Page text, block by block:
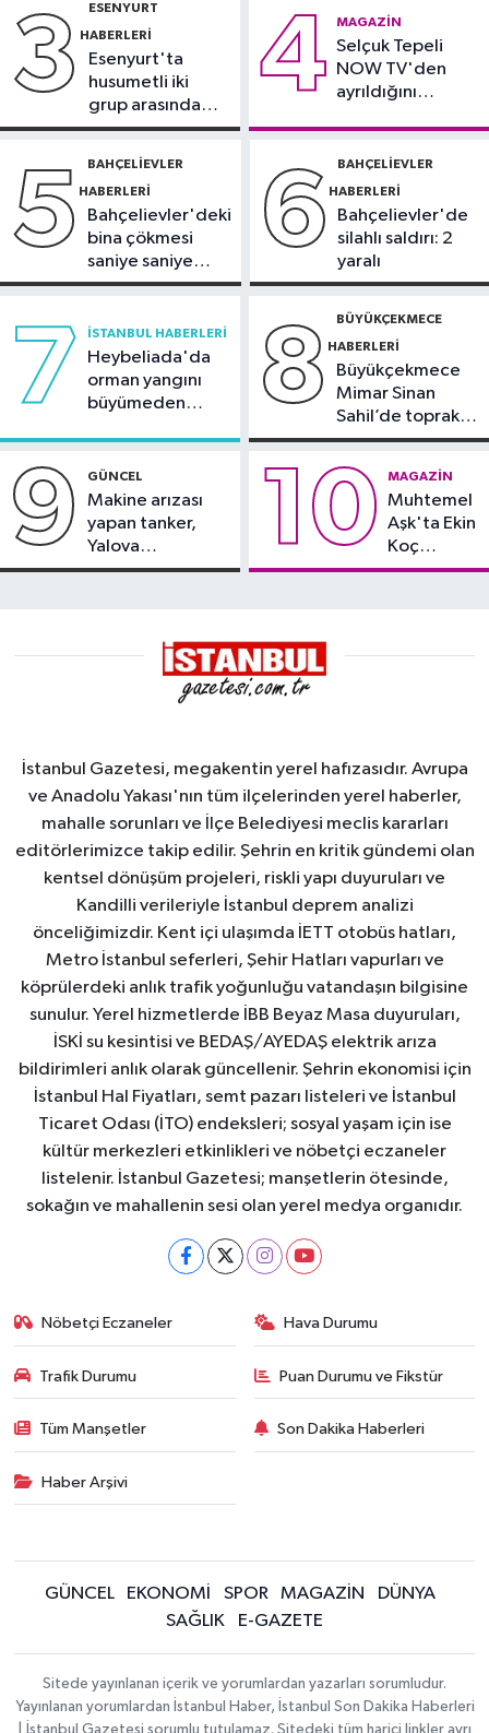
içinden yürüyerek geçiyorlar
bugünden şekilleniyor’
3 ESENYURT
HABERLERI
Esenyurt'ta
husumetli iki
grup arasında
silahlı kavga
4 MAGAZIN
Selçuk Tepeli
NOW TV'den
ayrıldığını
5 BAHÇELIEVLER
HABERLERI
Bahçelievler'deki
bina çökmesi
saniye saniye
görüntülendi
6 BAHÇELIEVLER
HABERLERI
Bahçelievler'de
silahlı saldırı: 2
yaralı
7 İSTANBUL HABERLERI
Heybeliada'da
orman yangını
büyümeden
8 BÜYÜKÇEKMECE
HABERLERI
Büyükçekmece
Mimar Sinan
Sahil’de toprak
kayması
9 GÜNCEL
Makine arızası
yapan tanker,
Yalova
Demirleme
10 MAGAZIN
Muhtemel
Aşk'ta Ekin
Koç
damgası
İstanbul Gazetesi, megakentin yerel hafızasıdır. Avrupa
ve Anadolu Yakası'nın tüm ilçelerinden yerel haberler,
mahalle sorunları ve İlçe Belediyesi meclis kararları
editörlerimizce takip edilir. Şehrin en kritik gündemi olan
kentsel dönüşüm projeleri, riskli yapı duyuruları ve
Kandilli verileriyle İstanbul deprem analizi
önceliğimizdir. Kent içi ulaşımda İETT otobüs hatları,
Metro İstanbul seferleri, Şehir Hatları vapurları ve
köprülerdeki anlık trafik yoğunluğu vatandaşın bilgisine
sunulur. Yerel hizmetlerde İBB Beyaz Masa duyuruları,
İSKİ su kesintisi ve BEDAŞ/AYEDAŞ elektrik arıza
bildirimleri anlık olarak güncellenir. Şehrin ekonomisi için
İstanbul Hal Fiyatları, semt pazarı listeleri ve İstanbul
Ticaret Odası (İTO) endeksleri; sosyal yaşam için ise
kültür merkezleri etkinlikleri ve nöbetçi eczaneler
listelenir. İstanbul Gazetesi; manşetlerin ötesinde,
sokağın ve mahallenin sesi olan yerel medya organıdır.
Nöbetçi Eczaneler Hava Durumu
Trafik Durumu Puan Durumu ve Fikstür
Tüm Manşetler Son Dakika Haberleri
Haber Arşivi
GÜNCEL EKONOMİ SPOR MAGAZİN
DÜNYA
SAĞLIK
E-GAZETE
Sitede yayınlanan içerik ve yorumlardan yazarları sorumludur.
Yayınlanan yorumlardan İstanbul Haber, İstanbul Son Dakika Haberleri
| İstanbul Gazetesi sorumlu tutulamaz. Sitedeki tüm harici linkler ayrı